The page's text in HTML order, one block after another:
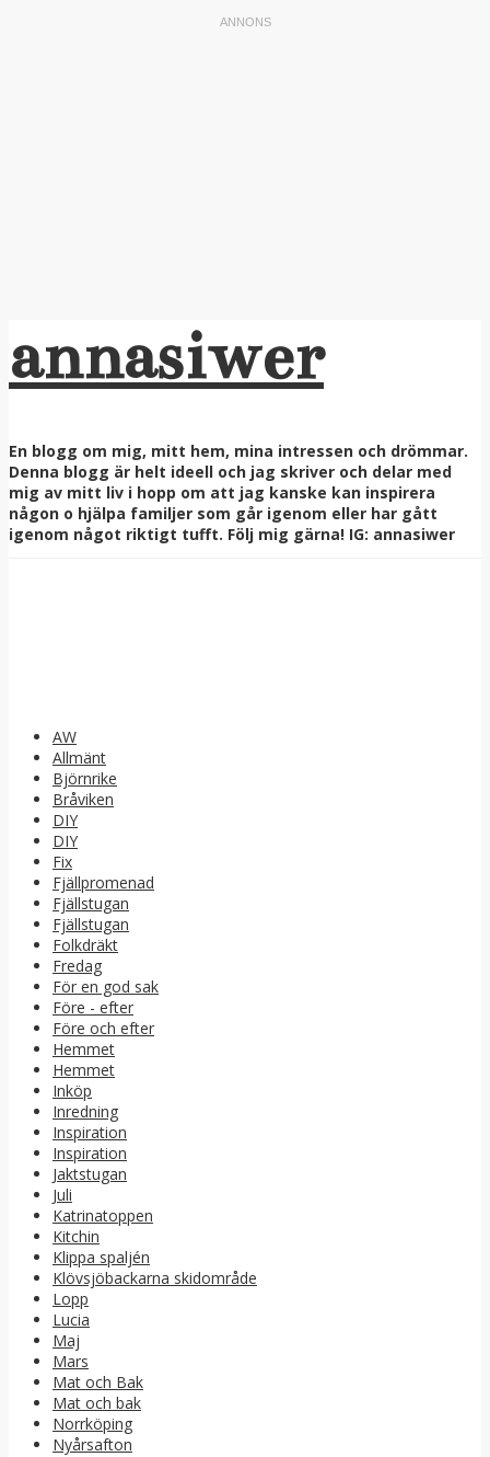
annasiwer
En blogg om mig, mitt hem, mina intressen och drömmar.
Denna blogg är helt ideell och jag skriver och delar med
mig av mitt liv i hopp om att jag kanske kan inspirera
någon o hjälpa familjer som går igenom eller har gått
igenom något riktigt tufft. Följ mig gärna! IG: annasiwer
AW
Allmänt
Björnrike
Bråviken
DIY
DIY
Fix
Fjällpromenad
Fjällstugan
Fjällstugan
Folkdräkt
Fredag
För en god sak
Före - efter
Före och efter
Hemmet
Hemmet
Inköp
Inredning
Inspiration
Inspiration
Jaktstugan
Juli
Katrinatoppen
Kitchin
Klippa spaljén
Klövsjöbackarna skidområde
Lopp
Lucia
Maj
Mars
Mat och Bak
Mat och bak
Norrköping
Nyårsafton